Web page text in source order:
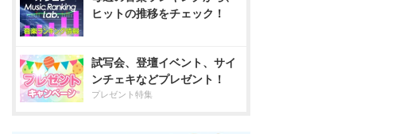
ヒットの推移をチェック！
試写会、登壇イベント、サイ
ンチェキなどプレゼント！
プレゼント特集